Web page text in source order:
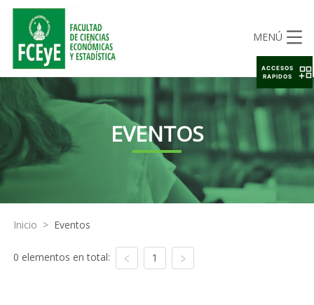
MENÚ
EVENTOS
Inicio > Eventos
0 elementos en total: 1
ACCESOS
RAPIDOS